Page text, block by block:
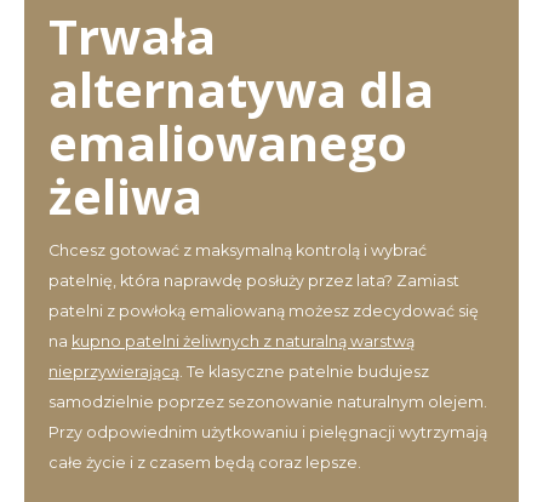
Trwała
alternatywa dla
emaliowanego
żeliwa
Chcesz gotować z maksymalną kontrolą i wybrać
patelnię, która naprawdę posłuży przez lata? Zamiast
patelni z powłoką emaliowaną możesz zdecydować się
na kupno patelni żeliwnych z naturalną warstwą
nieprzywierającą . Te klasyczne patelnie budujesz
samodzielnie poprzez sezonowanie naturalnym olejem.
Przy odpowiednim użytkowaniu i pielęgnacji wytrzymają
całe życie i z czasem będą coraz lepsze.